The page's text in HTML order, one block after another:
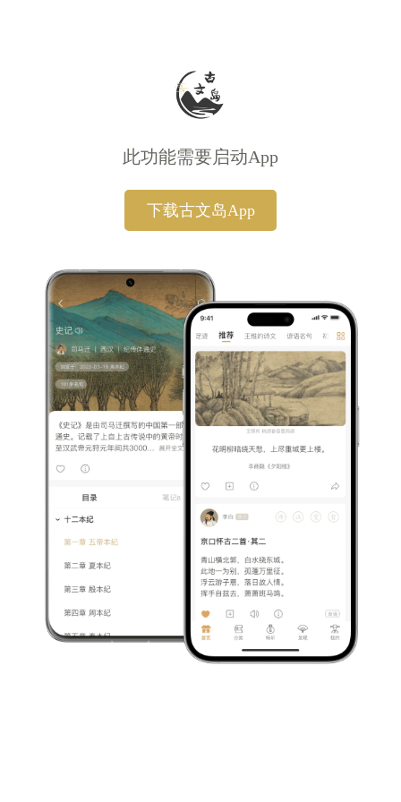
此功能需要启动App
下载古文岛App